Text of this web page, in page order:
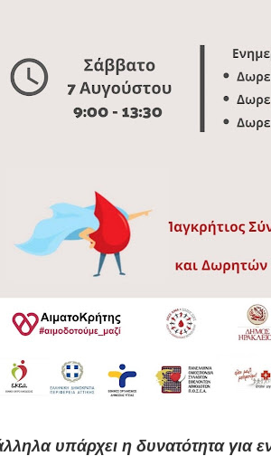
υπάρχει η δυνατότητα για